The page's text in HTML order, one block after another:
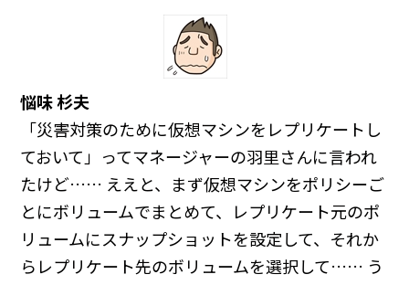
悩味 杉夫
「災害対策のために仮想マシンをレプリケートし
ておいて」ってマネージャーの羽里さんに言われ
たけど…… ええと、まず仮想マシンをポリシーご
とにボリュームでまとめて、レプリケート元のポ
リュームにスナップショットを設定して、それか
らレプリケート先のボリュームを選択して…… う